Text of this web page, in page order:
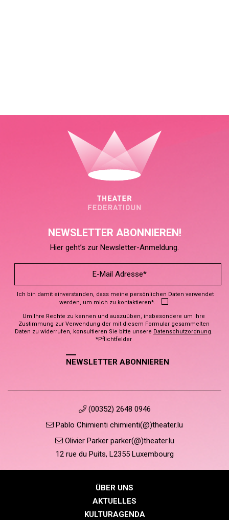
NEWSLETTER ABONNIEREN!
Hier geht’s zur Newsletter-Anmeldung.
Ich bin damit einverstanden, dass meine persönlichen Daten verwendet
werden, um mich zu kontaktieren*.
Um Ihre Rechte zu kennen und auszuüben, insbesondere um Ihre
Zustimmung zur Verwendung der mit diesem Formular gesammelten
Daten zu widerrufen, konsultieren Sie bitte unsere Datenschutzordnung.
*Pflichtfelder
NEWSLETTER ABONNIEREN
(00352) 2648 0946
Pablo Chimienti chimienti(@)theater.lu
Olivier Parker parker(@)theater.lu
12 rue du Puits, L2355 Luxembourg
ÜBER UNS
AKTUELLES
KULTURAGENDA